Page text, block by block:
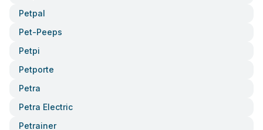
Petpal
Pet-Peeps
Petpi
Petporte
Petra
Petra Electric
Petrainer